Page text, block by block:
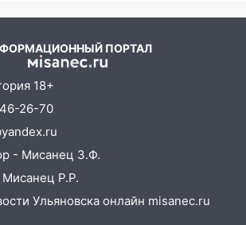
при развороте
пятая женщина и каждый
в мире сталкиваются с
врач рассказал, чем может
облысение и как с этим
на 7 августа: пятница
творческой энергии и
ПОРТАЛ
18+
26-70
- Мисанец З.Ф.
Р.Р.
Ульяновска онлайн misanec.ru